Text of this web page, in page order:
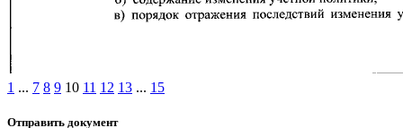
1 ... 7 8 9 10 11 12 13 ... 15
Отправить документ